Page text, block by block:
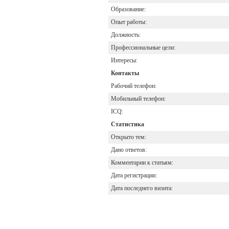
Образование:
Опыт работы:
Должность:
Профессиональные цели:
Интересы:
Контакты
Рабочий телефон:
Мобильный телефон:
ICQ:
Статистика
Открыто тем:
Дано ответов:
Комментарии к статьям:
Дата регистрации:
Дата последнего визита: